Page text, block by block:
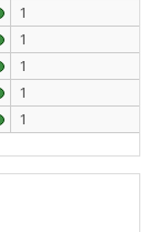
1
1
1
1
1